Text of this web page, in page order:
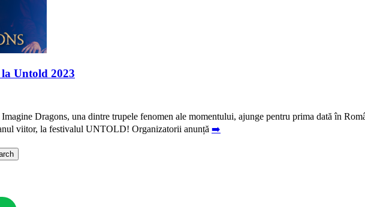
Untold 2023
Dragons, una dintre trupele fenomen ale momentului, ajunge pentru prima dată în
viitor, la festivalul UNTOLD! Organizatorii anunță ➡️